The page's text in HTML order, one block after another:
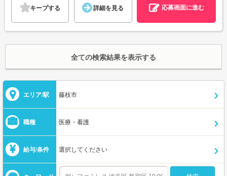
キープする 詳細を見る 応募画面に進む
全ての検索結果を表示する
エリア/駅 藤枝市
職種 医療・看護
給与/条件 選択してください